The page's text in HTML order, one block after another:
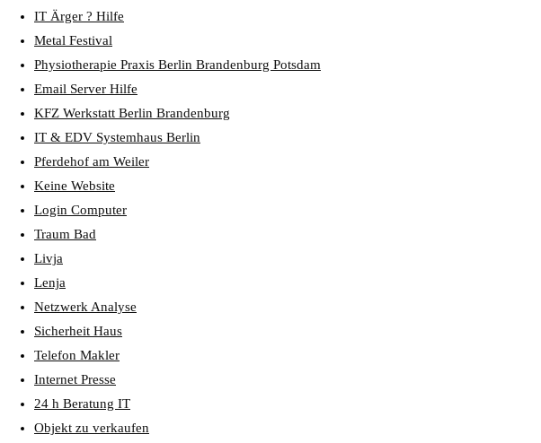
IT Ärger ? Hilfe
Metal Festival
Physiotherapie Praxis Berlin Brandenburg Potsdam
Email Server Hilfe
KFZ Werkstatt Berlin Brandenburg
IT & EDV Systemhaus Berlin
Pferdehof am Weiler
Keine Website
Login Computer
Traum Bad
Livja
Lenja
Netzwerk Analyse
Sicherheit Haus
Telefon Makler
Internet Presse
24 h Beratung IT
Objekt zu verkaufen